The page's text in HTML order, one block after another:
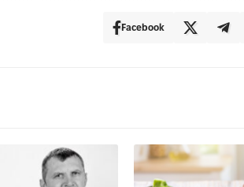
Facebook